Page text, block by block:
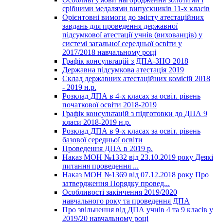
срібними медалями випускників 11-х класів
Орієнтовні вимоги до змісту атестаційних
завдань для проведення державної
підсумкової атестації учнів (вихованців) у
системі загальної середньої освіти у
2017/2018 навчальному році
Графік консультацій з ДПА-ЗНО 2018
Державна підсумкова атестація 2019
Склад державних атестаційних комісій 2018
- 2019 н.р.
Розклад ДПА в 4-х класах за освіт. рівень
початкової освіти 2018-2019
Графік консультацій з підготовки до ДПА 9
класи 2018-2019 н.р.
Розклад ДПА в 9-х класах за освіт. рівень
базової середньої освіти
Проведення ДПА в 2019 р.
Наказ МОН №1332 від 23.10.2019 року Деякі
питання проведення ...
Наказ МОН №1369 від 07.12.2018 року Про
затвердження Порядку провед...
Особливості закінчення 2019/2020
навчального року та проведення ДПА
Про звільнення від ДПА учнів 4 та 9 класів у
2019/20 навчальному році